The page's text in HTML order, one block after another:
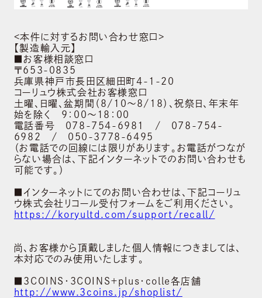
BRAND
NEWS
ニュース
SUSTAINABILITY
サステナビリティ
CONTACT
<本件に対するお問い合わせ窓口>
【製造輸入元】
■お客様相談窓口
〒653-0835
兵庫県神戸市長田区細田町4-1-20
コーリュウ株式会社お客様窓口
土曜、日曜、盆期間（8/10～8/18）、祝祭日、年末年
始を除く 9：00～18：00
電話番号 078-754-6981 / 078-754-
6982 / 050-3778-6495
（お電話での回線には限りがあります。お電話がつなが
らない場合は、下記インターネットでのお問い合わせも
可能です。）
■インターネットにてのお問い合わせは、下記コーリュ
ウ株式会社リコール受付フォームをご利用ください。
https://koryultd.com/support/recall/
尚、お客様から頂戴しました個人情報につきましては、
本対応でのみ使用いたします。
■3COINS・3COINS＋plus・colle各店舗
http://www.3coins.jp/shoplist/